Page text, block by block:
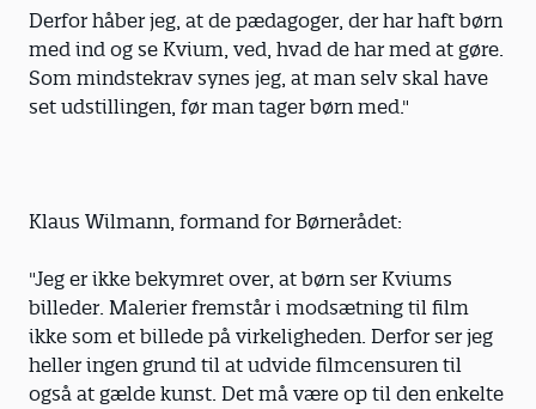
Derfor håber jeg, at de pædagoger, der har haft børn
med ind og se Kvium, ved, hvad de har med at gøre.
Som mindstekrav synes jeg, at man selv skal have
set udstillingen, før man tager børn med."
Klaus Wilmann, formand for Børnerådet:
"Jeg er ikke bekymret over, at børn ser Kviums
billeder. Malerier fremstår i modsætning til film
ikke som et billede på virkeligheden. Derfor ser jeg
heller ingen grund til at udvide filmcensuren til
også at gælde kunst. Det må være op til den enkelte